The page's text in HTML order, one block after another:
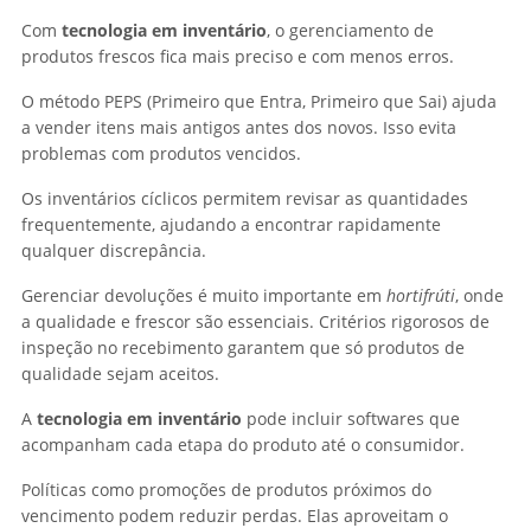
Com tecnologia em inventário, o gerenciamento de
produtos frescos fica mais preciso e com menos erros.
O método PEPS (Primeiro que Entra, Primeiro que Sai) ajuda
a vender itens mais antigos antes dos novos. Isso evita
problemas com produtos vencidos.
Os inventários cíclicos permitem revisar as quantidades
frequentemente, ajudando a encontrar rapidamente
qualquer discrepância.
Gerenciar devoluções é muito importante em hortifrúti, onde
a qualidade e frescor são essenciais. Critérios rigorosos de
inspeção no recebimento garantem que só produtos de
qualidade sejam aceitos.
A tecnologia em inventário pode incluir softwares que
acompanham cada etapa do produto até o consumidor.
Políticas como promoções de produtos próximos do
vencimento podem reduzir perdas. Elas aproveitam o